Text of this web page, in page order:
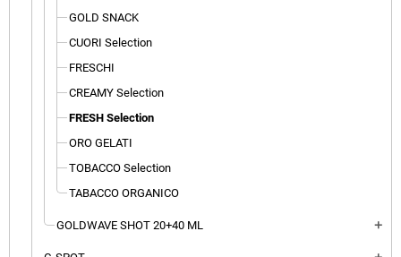
GOLD SNACK
CUORI Selection
FRESCHI
CREAMY Selection
FRESH Selection
ORO GELATI
TOBACCO Selection
TABACCO ORGANICO
GOLDWAVE SHOT 20+40 ML add